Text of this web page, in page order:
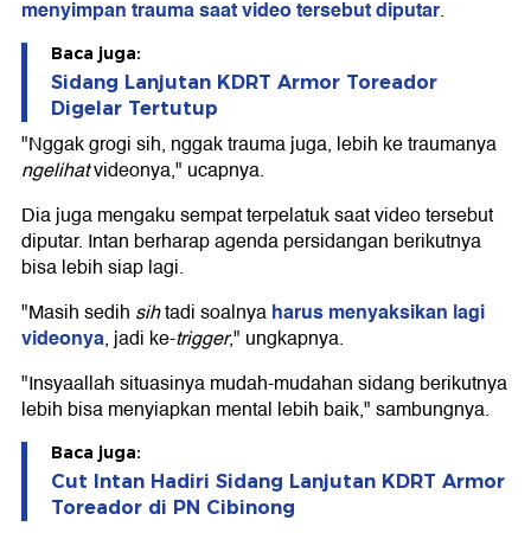
menyimpan trauma saat video tersebut diputar.
Baca juga:
Sidang Lanjutan KDRT Armor Toreador
Digelar Tertutup
"Nggak grogi sih, nggak trauma juga, lebih ke traumanya
ngelihatvideonya," ucapnya.
Dia juga mengaku sempat terpelatuk saat video tersebut
diputar. Intan berharap agenda persidangan berikutnya
bisa lebih siap lagi.
"Masih sedih sihtadi soalnyaharus menyaksikan lagi
videonya, jadi ke-trigger," ungkapnya.
"Insyaallah situasinya mudah-mudahan sidang berikutnya
lebih bisa menyiapkan mental lebih baik," sambungnya.
Baca juga:
Cut Intan Hadiri Sidang Lanjutan KDRT Armor
Toreador di PN Cibinong